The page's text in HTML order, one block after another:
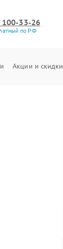
100-33-26
по РФ
Акции и скидки